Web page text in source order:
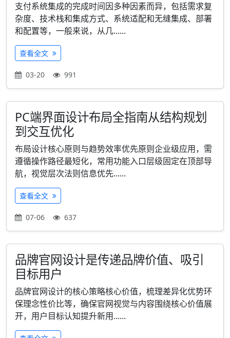
支付系统集成的完成时间因多种因素而异，包括需求复
杂度、技术栈和集成方式、系统适配和无缝集成、部署
和配置等，一般来说，从几......
查看全文
03-20 991
PC端界面设计布局全指南从结构规划
到交互优化
布局设计核心原则与趋势效率优先原则企业级应用，需
遵循操作路径最短化，常用功能入口层级固定在顶部导
航，视觉层次法则信息优先......
查看全文
07-06 637
品牌官网设计是传递品牌价值、吸引
目标用户
品牌官网设计的核心策略核心价值，梳理差异化优势环
保理念性价比等，确保官网视觉与内容围绕核心价值展
开，用户目标认知提升新用......